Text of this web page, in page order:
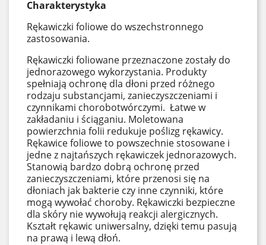
Charakterystyka
Rękawiczki foliowe do wszechstronnego
zastosowania.
Rękawiczki foliowane przeznaczone zostały do
jednorazowego wykorzystania. Produkty
spełniają ochronę dla dłoni przed różnego
rodzaju substancjami, zanieczyszczeniami i
czynnikami chorobotwórczymi. Łatwe w
zakładaniu i ściąganiu. Moletowana
powierzchnia folii redukuje poślizg rękawicy.
Rękawice foliowe to powszechnie stosowane i
jedne z najtańszych rękawiczek jednorazowych.
Stanowią bardzo dobrą ochronę przed
zanieczyszczeniami, które przenosi się na
dłoniach jak bakterie czy inne czynniki, które
mogą wywołać choroby. Rękawiczki bezpieczne
dla skóry nie wywołują reakcji alergicznych.
Kształt rękawic uniwersalny, dzięki temu pasują
na prawą i lewą dłoń.